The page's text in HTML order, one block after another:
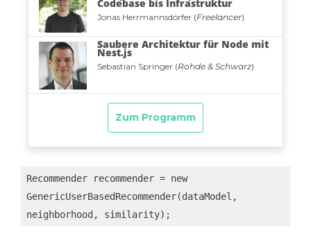
Recommender recommender = new
GenericUserBasedRecommender(dataModel,
neighborhood, similarity);